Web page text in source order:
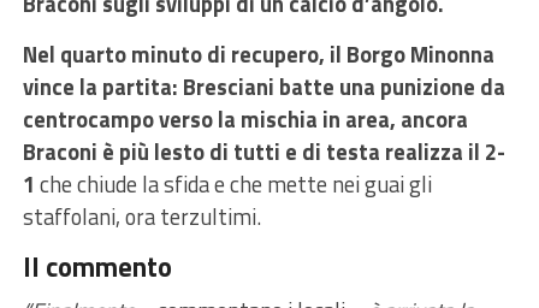
Nel quarto minuto di recupero, il Borgo Minonna
vince la partita: Bresciani batte una punizione da
centrocampo verso la mischia in area, ancora
Braconi è più lesto di tutti e di testa realizza il 2-
1 che chiude la sfida e che mette nei guai gli
staffolani, ora terzultimi.
Il commento